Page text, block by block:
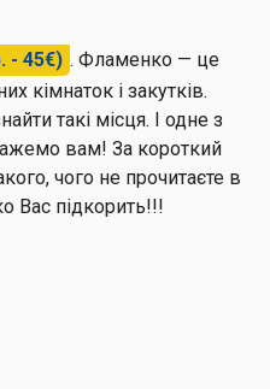
- 45€) . Фламенко — це
кімнаток і закутків.
такі місця. І одне з
вам! За короткий
чого не прочитаєте в
Вас підкорить!!!